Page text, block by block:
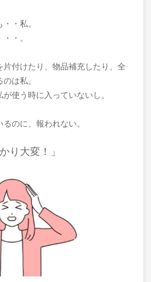
・私。
・。
片付けたり、物品補充したり、全
は私。
使う時に入っていないし。
のに、報われない。
り大変！」